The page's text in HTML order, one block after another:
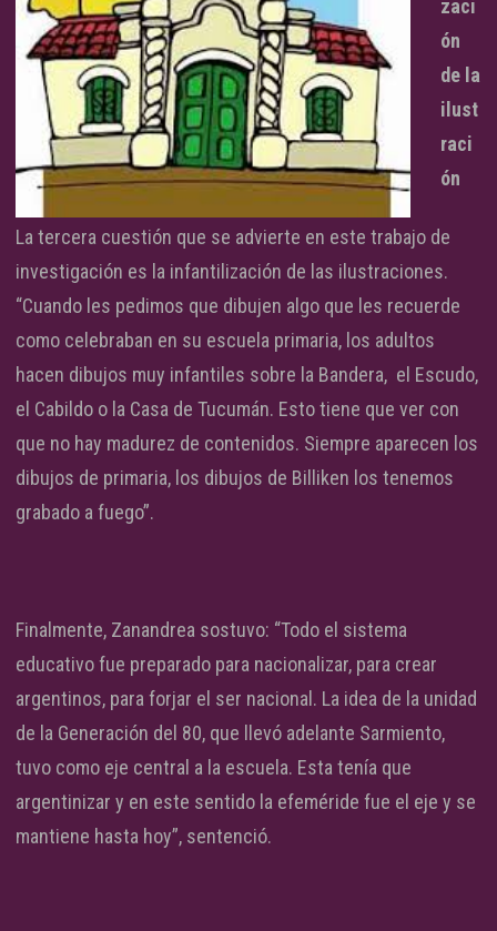
zaci
ón
de la
ilust
raci
ón
La tercera cuestión que se advierte en este trabajo de
investigación es la infantilización de las ilustraciones.
“Cuando les pedimos que dibujen algo que les recuerde
como celebraban en su escuela primaria, los adultos
hacen dibujos muy infantiles sobre la Bandera, el Escudo,
el Cabildo o la Casa de Tucumán. Esto tiene que ver con
que no hay madurez de contenidos. Siempre aparecen los
dibujos de primaria, los dibujos de Billiken los tenemos
grabado a fuego”.
Finalmente, Zanandrea sostuvo: “Todo el sistema
educativo fue preparado para nacionalizar, para crear
argentinos, para forjar el ser nacional. La idea de la unidad
de la Generación del 80, que llevó adelante Sarmiento,
tuvo como eje central a la escuela. Esta tenía que
argentinizar y en este sentido la efeméride fue el eje y se
mantiene hasta hoy”, sentenció.